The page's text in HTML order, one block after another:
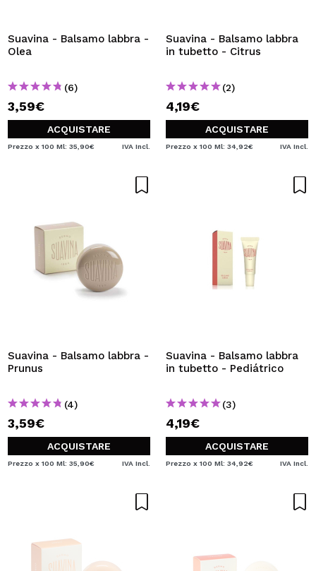
Creando un account su Maquibeauty.it potrai fare i tuoi
acquisti velocemente, controllare lo stato dei tuoi ordini e
consultare le tue operazioni precedenti.
CREARE UN ACCOUNT
Suavina - Balsamo labbra -
Olea
(6)
3,59€
ACQUISTARE
Prezzo x 100 Ml: 35,90€ IVA Incl.
Suavina - Balsamo labbra
in tubetto - Citrus
(2)
4,19€
ACQUISTARE
Prezzo x 100 Ml: 34,92€ IVA Incl.
Suavina - Balsamo labbra -
Prunus
(4)
3,59€
ACQUISTARE
Prezzo x 100 Ml: 35,90€ IVA Incl.
Suavina - Balsamo labbra
in tubetto - Pediátrico
(3)
4,19€
ACQUISTARE
Prezzo x 100 Ml: 34,92€ IVA Incl.